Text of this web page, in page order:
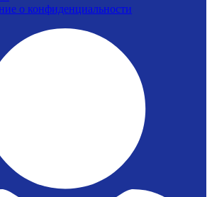
о конфиденциальности